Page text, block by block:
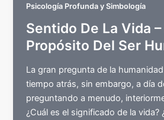
Psicología Profunda y Simbología
Sentido De La Vida –
Propósito Del Ser
La gran pregunta de la
tiempo atrás, sin embargo, a día
preguntando a menudo,
¿Cuál es el significado de la vida?